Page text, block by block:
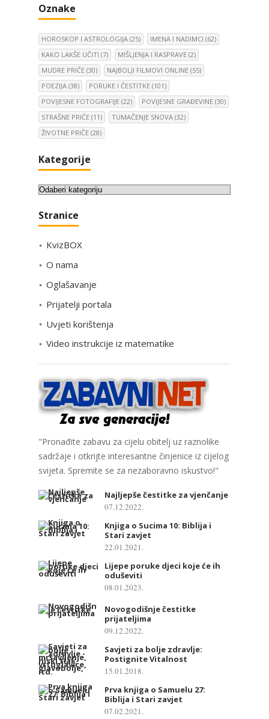
Oznake
HOROSKOP I ASTROLOGIJA (25) IMENA I NADIMCI (62)
KAKO LAKŠE UČITI (7) MIŠLJENJA I RASPRAVE (2)
MUDRE PRIČE (30) NAJBOLJI FILMOVI ONLINE (55)
POEZIJA (38) PORUKE I ČESTITKE (101)
POVIJESNE FOTOGRAFIJE (22) POVIJESNE GRAĐEVINE (30)
STRAŠNE PRIČE (11) TUMAČENJE SNOVA (32)
ŽIVOTNE PRIČE (28)
Kategorije
K
t
g
i
j
Stranice
KvizBOX
O nama
Oglašavanje
Prijatelji portala
Uvjeti korištenja
Video instrukcije iz matematike
"Pronađite zabavu za cijelu obitelj uz raznolike
sadržaje i otkrijte interesantne činjenice iz cijelog
svijeta. Spremite se za nezaboravno iskustvo!"
Najljepše čestitke za vjenčanje
07.12.2022.
Knjiga o Sucima 10: Biblija i
Stari zavjet
22.01.2021.
Lijepe poruke djeci koje će ih
oduševiti
08.01.2023.
Novogodišnje čestitke
prijateljima
09.12.2022.
Savjeti za bolje zdravlje:
Postignite Vitalnost
15.01.2018.
Prva knjiga o Samuelu 27:
Biblija i Stari zavjet
07.02.2021.